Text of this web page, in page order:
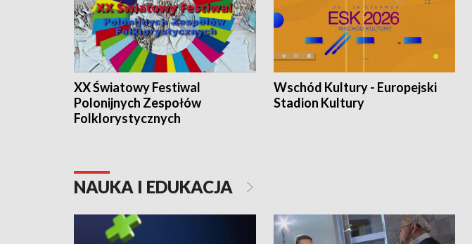
XX Światowy Festiwal
Polonijnych Zespołów
Folklorystycznych
Wschód Kultury - Europejski
Stadion Kultury
NAUKA I EDUKACJA